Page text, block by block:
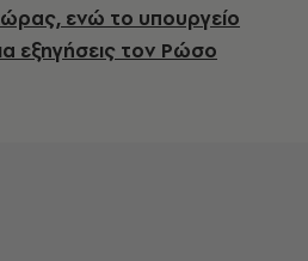
ενώ το υπουργείο
εξηγήσεις τον Ρώσο